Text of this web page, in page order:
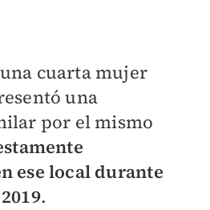
cuarta mujer
una
por el mismo
ese local durante
.